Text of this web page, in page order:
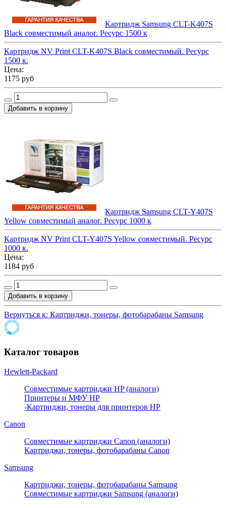
Картридж Samsung CLT-K407S
Black совместимый аналог. Ресурс 1500 к
Картридж NV Print CLT-K407S Black совместимый. Ресурс
1500 к.
Цена:
1175 руб
Картридж Samsung CLT-Y407S
Yellow совместимый аналог. Ресурс 1000 к
Картридж NV Print CLT-Y407S Yellow совместимый. Ресурс
1000 к.
Цена:
1184 руб
Вернуться к: Картриджи, тонеры, фотобарабаны Samsung
Каталог товаров
Hewlett-Packard
Совместимые картриджи HP (аналоги)
Принтеры и МФУ HP
-Картриджи, тонеры для принтеров HP
Canon
Совместимые картриджи Canon (аналоги)
Картриджи, тонеры, фотобарабаны Canon
Samsung
Картриджи, тонеры, фотобарабаны Samsung
Совместимые картриджи Samsung (аналоги)